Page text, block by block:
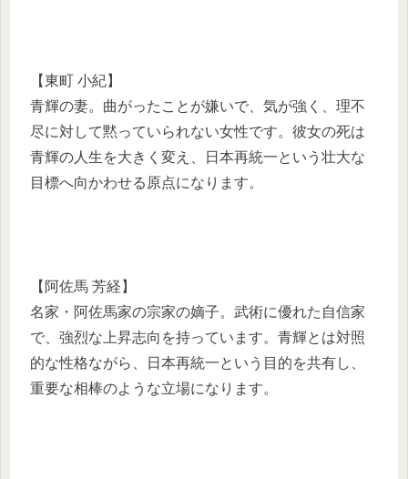
【東町 小紀】
青輝の妻。曲がったことが嫌いで、気が強く、理不
尽に対して黙っていられない女性です。彼女の死は
青輝の人生を大きく変え、日本再統一という壮大な
目標へ向かわせる原点になります。
【阿佐馬 芳経】
名家・阿佐馬家の宗家の嫡子。武術に優れた自信家
で、強烈な上昇志向を持っています。青輝とは対照
的な性格ながら、日本再統一という目的を共有し、
重要な相棒のような立場になります。